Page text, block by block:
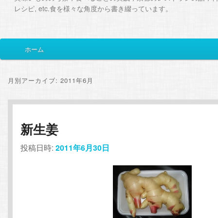
レシピ, etc.食を様々な角度から書き綴っています。
イ
メ
ン
コ
ン
サ
コ
ン
テ
ホーム
月別アーカイブ:2011年6月
新生姜
投稿日時:2011年6月30日